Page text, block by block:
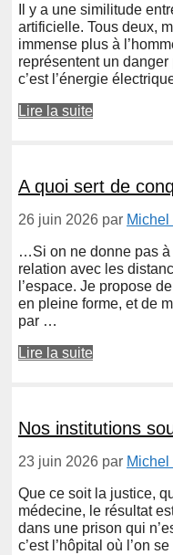
Il y a une similitude
artificielle. Tous deux,
immense plus à
représentent un danger
c’est l’énergie
Lire la suite
A quoi sert de
26 juin 2026 par
…Si on ne donne pas à
relation avec les
l’espace. Je propose
en pleine forme, et de
par …
Lire la suite
Nos institutions
23 juin 2026 par
Que ce soit la justice,
médecine, le résultat
dans une prison qui
c’est l’hôpital où l’on